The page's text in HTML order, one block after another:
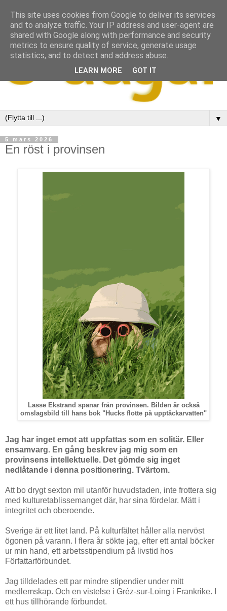
▼
5 mars 2026
En röst i provinsen
Lasse Ekstrand spanar från provinsen. Bilden är också
omslagsbild till hans bok "Hucks flotte på upptäckarvatten"
Jag har inget emot att uppfattas som en solitär. Eller
ensamvarg. En gång beskrev jag mig som en
provinsens intellektuelle. Det gömde sig inget
nedlåtande i denna positionering. Tvärtom.
Att bo drygt sexton mil utanför huvudstaden, inte frottera sig
med kulturetablissemanget där, har sina fördelar. Mätt i
integritet och oberoende.
Sverige är ett litet land. På kulturfältet håller alla nervöst
ögonen på varann. I flera år sökte jag, efter ett antal böcker
ur min hand, ett arbetsstipendium på livstid hos
Författarförbundet.
Jag tilldelades ett par mindre stipendier under mitt
medlemskap. Och en vistelse i Gréz-sur-Loing i Frankrike. I
ett hus tillhörande förbundet.
This site uses cookies from Google to deliver its services
and to analyze traffic. Your IP address and user-agent are
shared with Google along with performance and security
metrics to ensure quality of service, generate usage
statistics, and to detect and address abuse.
LEARN MORE GOT IT